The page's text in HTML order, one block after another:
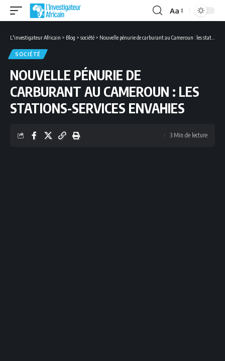
Font
Aa
L'investigateur Africain > Blog > société > Nouvelle pénurie de carburant au Cameroun : les stations-services envahies
SOCIÉTÉ
NOUVELLE PÉNURIE DE
CARBURANT AU CAMEROUN : LES
STATIONS-SERVICES ENVAHIES
3 Min de lecture